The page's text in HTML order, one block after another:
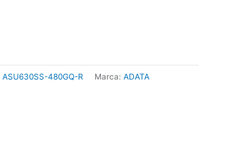
ASU630SS-480GQ-R Marca: ADATA